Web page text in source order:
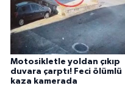
Motosikletle yoldan çıkıp
duvara çarptı! Feci ölümlü
kaza kamerada